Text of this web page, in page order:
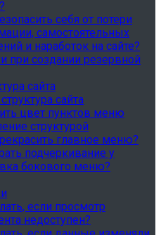
себя от потери
самостоятельных
и наработок на сайте?
при создании резервной
сайта
сайта
цвет пунктов меню
структурой
главное меню?
подчеркивание у
бокового меню?
если просмотр
недоступен?